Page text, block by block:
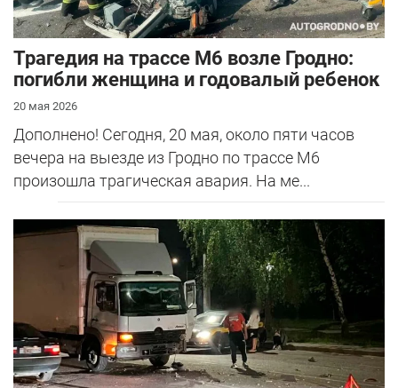
Трагедия на трассе М6 возле Гродно:
погибли женщина и годовалый ребенок
20 мая 2026
Дополнено! Сегодня, 20 мая, около пяти часов
вечера на выезде из Гродно по трассе М6
произошла трагическая авария. На ме...